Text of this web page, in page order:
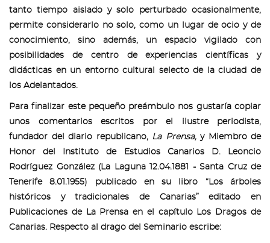
tanto tiempo aislado y solo perturbado ocasionalmente,
permite considerarlo no solo, como un lugar de ocio y de
conocimiento, sino además, un espacio vigilado con
posibilidades de centro de experiencias científicas y
didácticas en un entorno cultural selecto de la ciudad de
los Adelantados.
Para finalizar este pequeño preámbulo nos gustaría copiar
unos comentarios escritos por el ilustre periodista,
fundador del diario republicano, La Prensa,y Miembro de
Honor del Instituto de Estudios Canarios D. Leoncio
Rodríguez González (La Laguna 12.04.1881 - Santa Cruz de
Tenerife 8.01.1955) publicado en su libro “Los árboles
históricos y tradicionales de Canarias” editado en
Publicaciones de La Prensa en el capítulo Los Dragos de
Canarias. Respecto al drago del Seminario escribe: